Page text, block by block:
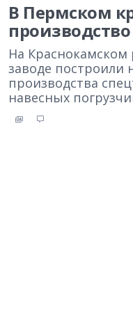
В Пермском
На
заводе построили
производства
навесных